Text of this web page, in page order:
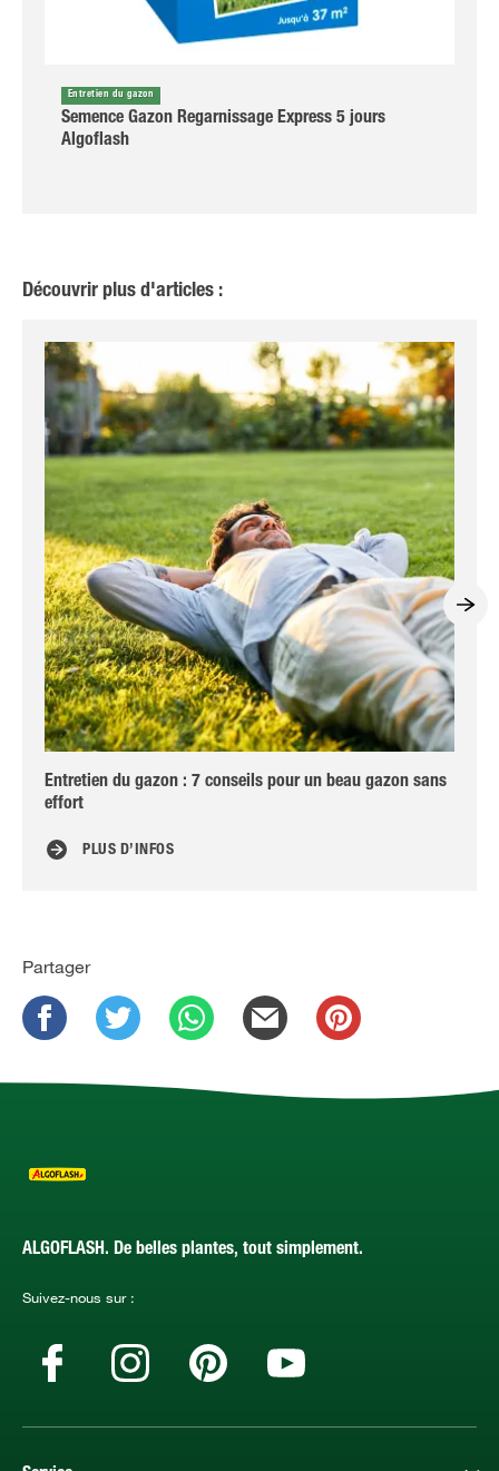
Entretien du gazon
Semence Gazon Regarnissage Express 5 jours
Algoflash
Découvrir plus d'articles :
Entretien du gazon : 7 conseils pour un beau gazon sans
effort
PLUS D’INFOS
Partager
ALGOFLASH. De belles plantes, tout simplement.
Suivez-nous sur :